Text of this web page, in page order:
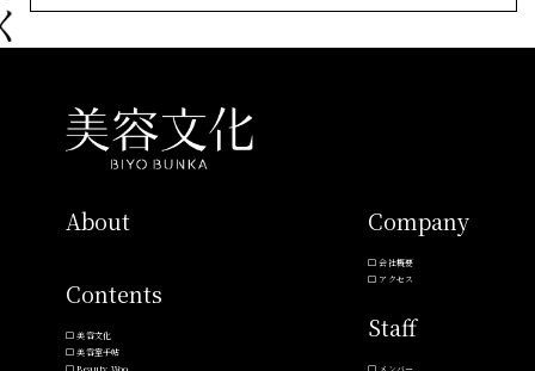
About
Contents
美容文化
美容室手帖
Company
会社概要
アクセス
Staff